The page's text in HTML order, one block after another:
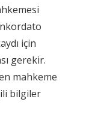
için
gerekir.
mahkeme
bilgiler